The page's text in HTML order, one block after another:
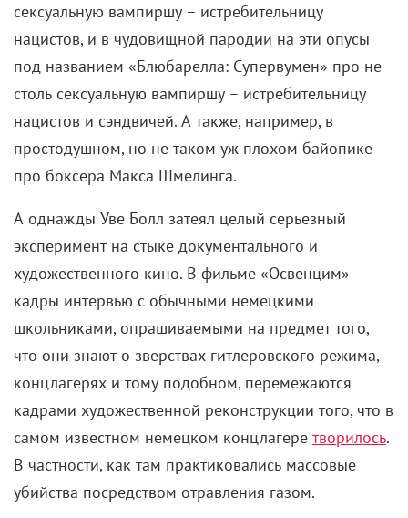
сексуальную вампиршу – истребительницу
нацистов, и в чудовищной пародии на эти опусы
под названием «Блюбарелла: Супервумен» про не
столь сексуальную вампиршу – истребительницу
нацистов и сэндвичей. А также, например, в
простодушном, но не таком уж плохом байопике
про боксера Макса Шмелинга.
А однажды Уве Болл затеял целый серьезный
эксперимент на стыке документального и
художественного кино. В фильме «Освенцим»
кадры интервью с обычными немецкими
школьниками, опрашиваемыми на предмет того,
что они знают о зверствах гитлеровского режима,
концлагерях и тому подобном, перемежаются
кадрами художественной реконструкции того, что в
самом известном немецком концлагере творилось.
В частности, как там практиковались массовые
убийства посредством отравления газом.